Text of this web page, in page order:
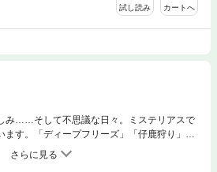
試し読み カートへ
み……そして不思議な日々。ミステリアスで
す。「ディープフリーズ」「仔鹿狩り」
」「高層階保健室」の５編を収録。